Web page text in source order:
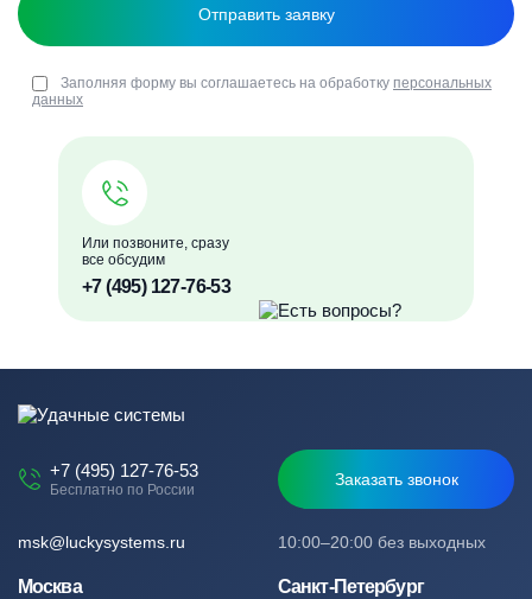
Или позвоните, сразу
все обсудим
+7 (495) 127-76-53
Заполняя форму вы соглашаетесь на обработку персональных
данных
+7 (495) 127-76-53
Бесплатно по России
Заказать звонок
10:00–20:00 без выходных
msk@luckysystems.ru
Москва Санкт-Петербург